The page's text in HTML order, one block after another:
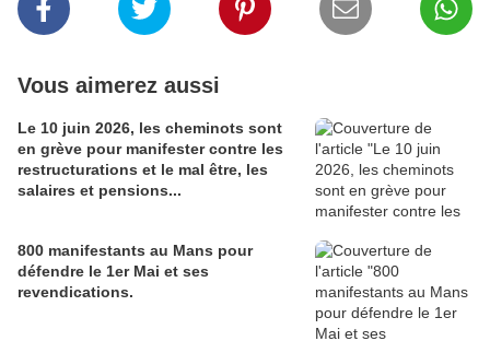
Vous aimerez aussi
Le 10 juin 2026, les cheminots sont
en grève pour manifester contre les
restructurations et le mal être, les
salaires et pensions...
800 manifestants au Mans pour
défendre le 1er Mai et ses
revendications.